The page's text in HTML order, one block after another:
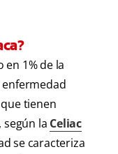
1% de la
enfermedad
tienen
según la Celiac
se caracteriza